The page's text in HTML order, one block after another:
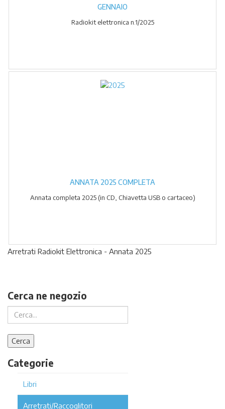
GENNAIO
Radiokit elettronica n.1/2025
ANNATA 2025 COMPLETA
Annata completa 2025 (in CD, Chiavetta USB o cartaceo)
Arretrati Radiokit Elettronica - Annata 2025
Cerca ne negozio
Categorie
Libri
Arretrati/Raccoglitori